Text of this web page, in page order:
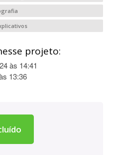
projeto:
às 14:41
13:36